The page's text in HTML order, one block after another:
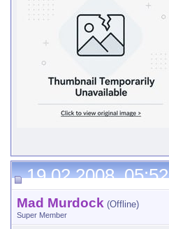
19.02.2008, 05:52
Mad Murdock (Offline)
Super Member